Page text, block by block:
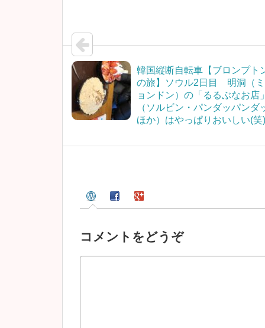
韓国縦断自転車【ブロンプト
の旅】ソウル2日目 明洞（ミ
ョンドン）の「るるぶなお店
（ソルビン・パンダッパンダ
ほか）はやっぱりおいしい(笑)
コメントをどうぞ